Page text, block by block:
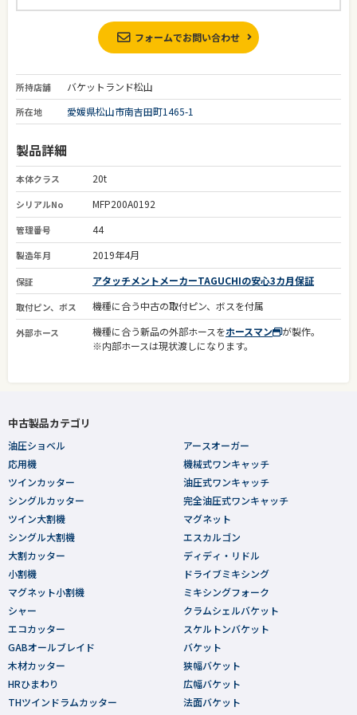
フォームでお問い合わせ
所持店舗 バケットランド松山
所在地 愛媛県松山市南吉田町1465-1
製品詳細
本体クラス 20t
シリアルNo MFP200A0192
管理番号 44
製造年月 2019年4月
保証 アタッチメントメーカーTAGUCHIの安心3カ月保証
取付ピン、ボス 機種に合う中古の取付ピン、ボスを付属
外部ホース 機種に合う新品の外部ホースをホースマン
が製作。
※内部ホースは現状渡しになります。
中古製品カテゴリ
油圧ショベル
応用機
ツインカッター
シングルカッター
ツイン大割機
シングル大割機
大割カッター
小割機
マグネット小割機
シャー
エコカッター
GABオールブレイド
木材カッター
HRひまわり
THツインドラムカッター
アースオーガー
機械式ワンキャッチ
油圧式ワンキャッチ
完全油圧式ワンキャッチ
マグネット
エスカルゴン
ディディ・リドル
ドライブミキシング
ミキシングフォーク
クラムシェルバケット
スケルトンバケット
バケット
狭幅バケット
広幅バケット
法面バケット